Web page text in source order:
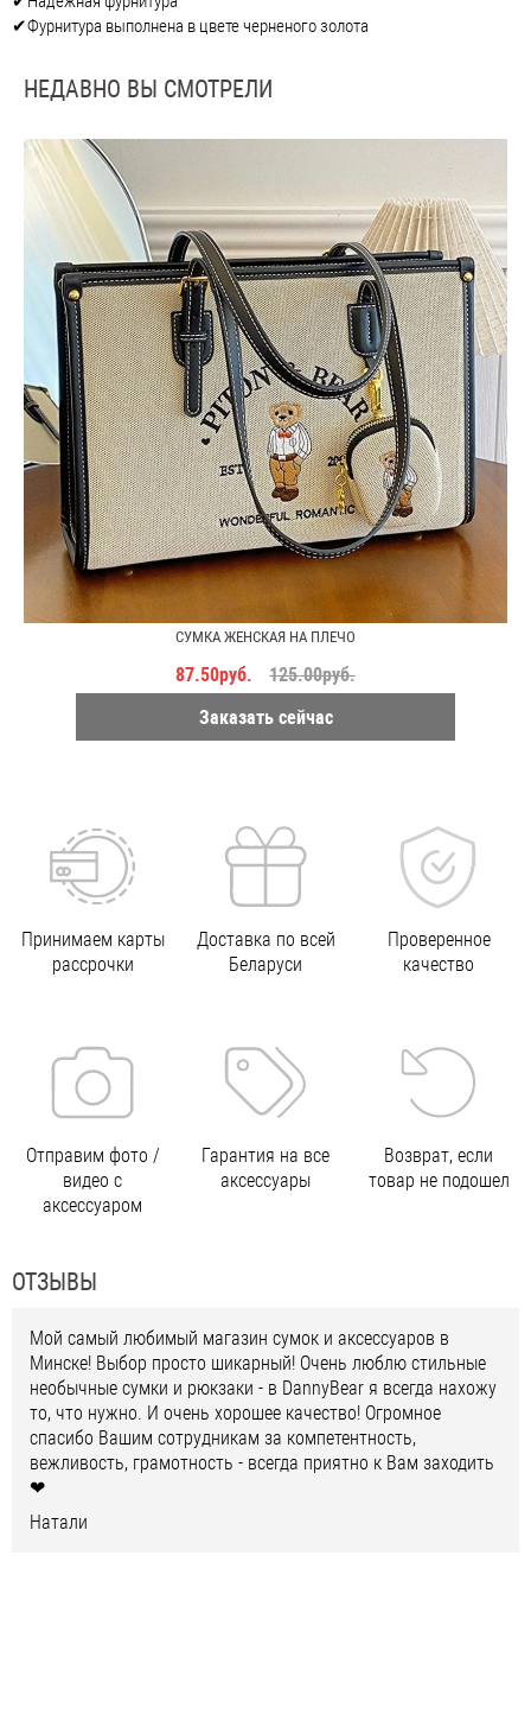
✔Фурнитура выполнена в цвете черненого золота
НЕДАВНО ВЫ СМОТРЕЛИ
СУМКА ЖЕНСКАЯ НА ПЛЕЧО
87.50руб.
125.00руб.
Заказать сейчас
Принимаем карты
рассрочки
Доставка по всей
Беларуси
Проверенное
качество
Отправим фото /
видео с
аксессуаром
Гарантия на все
аксессуары
Возврат, если
товар не подошел
ОТЗЫВЫ
Мой самый любимый магазин сумок и аксессуаров в
Минске! Выбор просто шикарный! Очень люблю стильные
необычные сумки и рюкзаки - в DannyBear я всегда нахожу
то, что нужно. И очень хорошее качество! Огромное
спасибо Вашим сотрудникам за компетентность,
вежливость, грамотность - всегда приятно к Вам заходить
❤
Натали